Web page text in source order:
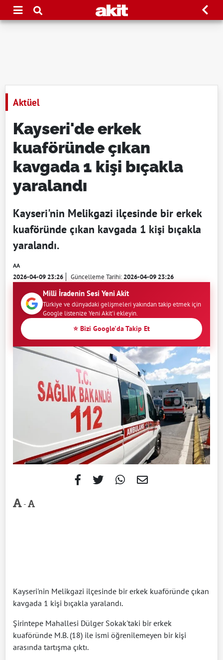
Aktüel
Kayseri'de erkek
kuaföründe çıkan
kavgada 1 kişi bıçakla
yaralandı
Kayseri'nin Melikgazi ilçesinde bir erkek
kuaföründe çıkan kavgada 1 kişi bıçakla
yaralandı.
AA
2026-04-09 23:26 Güncelleme Tarihi:2026-04-09 23:26
Milli İradenin Sesi Yeni Akit
Türkiye ve dünyadaki gelişmeleri yakından takip etmek için
Google listenize Yeni Akit'i ekleyin.
⭐ Bizi Google'da Takip Et
-
Kayseri'nin Melikgazi ilçesinde bir erkek kuaföründe çıkan
kavgada 1 kişi bıçakla yaralandı.
Şirintepe Mahallesi Dülger Sokak'taki bir erkek
kuaföründe M.B. (18) ile ismi öğrenilemeyen bir kişi
arasında tartışma çıktı.